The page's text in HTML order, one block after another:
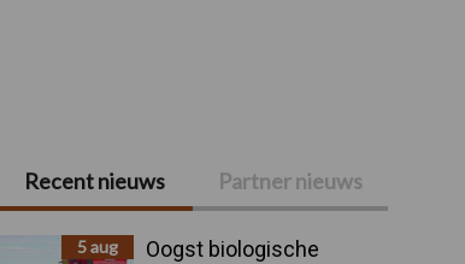
Primaire
Sidebar
Recent nieuws Partner nieuws
5 aug
Oogst biologische